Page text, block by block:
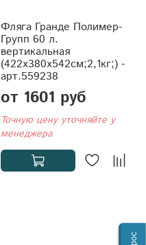
Фляга Гранде Полимер-
Групп 60 л.
вертикальная
(422x380x542см;2,1кг;) -
арт.559238
от 1601 руб
Точную цену уточняйте у
менеджера